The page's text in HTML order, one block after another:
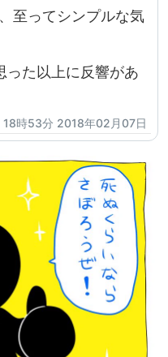
至ってシンプルな気
った以上に反響があ
18時53分 2018年02月07日